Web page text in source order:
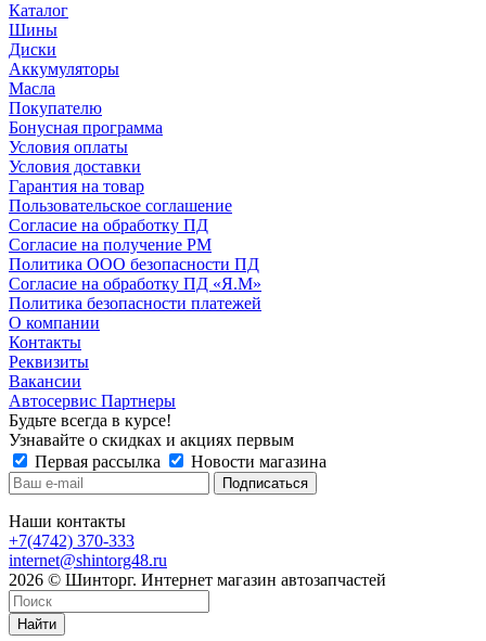
Каталог
Шины
Диски
Аккумуляторы
Масла
Покупателю
Бонусная программа
Условия оплаты
Условия доставки
Гарантия на товар
Пользовательское соглашение
Согласие на обработку ПД
Согласие на получение РМ
Политика ООО безопасности ПД
Согласие на обработку ПД «Я.М»
Политика безопасности платежей
О компании
Контакты
Реквизиты
Вакансии
Автосервис Партнеры
Будьте всегда в курсе!
Узнавайте о скидках и акциях первым
Первая рассылка
Новости магазина
Наши контакты
+7(4742) 370-333
internet@shintorg48.ru
2026 © Шинторг. Интернет магазин автозапчастей
Найти